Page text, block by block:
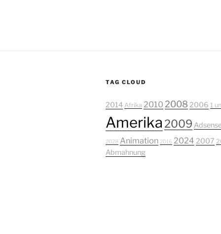
TAG CLOUD
2014 Afrika 2010 2008 2006 1
Amerika 2009
2028 Animation 2016 2024 2007
Abmahnung